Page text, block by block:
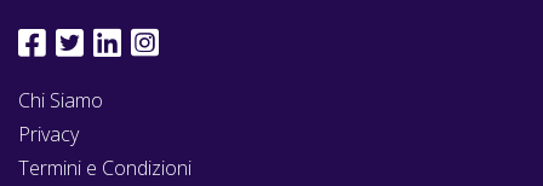
Chi Siamo
Privacy
Termini e Condizioni